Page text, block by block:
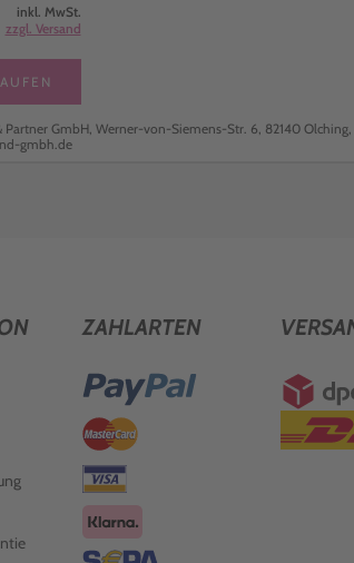
inkl. MwSt.
zzgl. Versand
Partner GmbH, Werner-von-Siemens-Str. 6, 82140 Olching,
gmbh.de
ZAHLARTEN